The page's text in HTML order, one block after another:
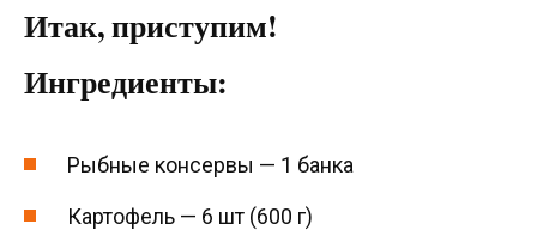
Итак, приступим!
Ингредиенты:
Рыбные консервы — 1 банка
Картофель — 6 шт (600 г)